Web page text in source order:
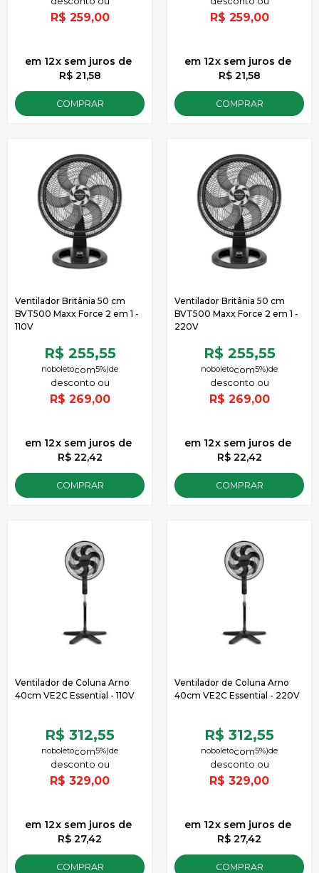
R$ 259,00
12x
de
R$ 21,58
sem juros
COMPRAR
R$ 259,00
12x
de
R$ 21,58
sem juros
COMPRAR
Ventilador Britânia 50 cm
BVT500 Maxx Force 2 em 1 -
110V
R$ 255,55
de
5%)
noboleto
R$ 269,00
12x
de
R$ 22,42
sem juros
COMPRAR
Ventilador Britânia 50 cm
BVT500 Maxx Force 2 em 1 -
220V
R$ 255,55
de
5%)
noboleto
R$ 269,00
12x
de
R$ 22,42
sem juros
COMPRAR
Ventilador de Coluna Arno
40cm VE2C Essential - 110V
R$ 312,55
de
5%)
noboleto
R$ 329,00
12x
de
R$ 27,42
sem juros
COMPRAR
Ventilador de Coluna Arno
40cm VE2C Essential - 220V
R$ 312,55
de
5%)
noboleto
R$ 329,00
12x
de
R$ 27,42
sem juros
COMPRAR